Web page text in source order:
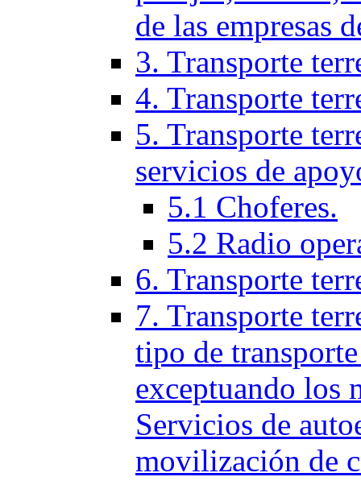
de las empresas
3. Transporte
4. Transporte
5. Transporte
servicios de
5.1 Choferes.
5.2 Radio
6. Transporte
7. Transporte
tipo de
exceptuando los
Servicios de
movilización de